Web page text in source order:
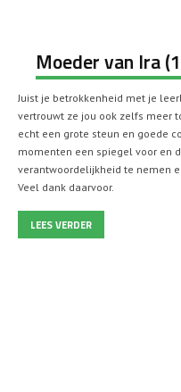
Moeder van Ira
Juist je betrokkenheid met je
vertrouwt ze jou ook zelfs meer
echt een grote steun en goede
momenten een spiegel voor en
verantwoordelijkheid te nemen
Veel dank daarvoor.
LEES VERDER